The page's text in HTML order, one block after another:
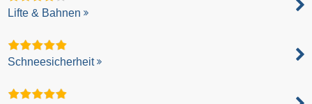
Lifte & Bahnen
Schneesicherheit